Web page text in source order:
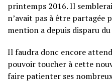
printemps 2016. Il
n’avait pas à être partagée
mention a depuis disparu du
Il faudra donc encore
pouvoir toucher à cette
faire patienter ses